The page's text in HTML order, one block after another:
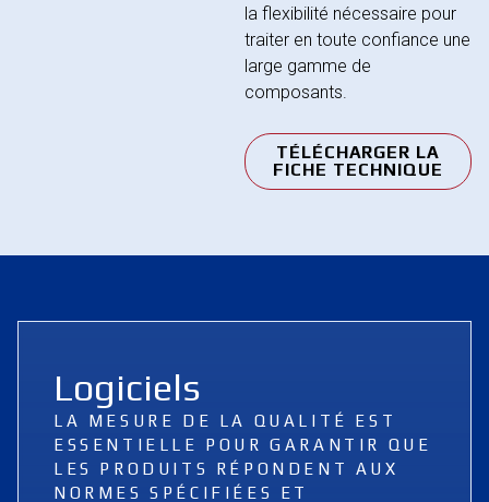
la flexibilité nécessaire pour
traiter en toute confiance une
large gamme de
composants.
TÉLÉCHARGER LA
FICHE TECHNIQUE
Logiciels
LA MESURE DE LA QUALITÉ EST
ESSENTIELLE POUR GARANTIR QUE
LES PRODUITS RÉPONDENT AUX
NORMES SPÉCIFIÉES ET